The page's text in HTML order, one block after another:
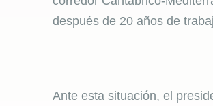
después de 20 años de
Ante esta situación, el